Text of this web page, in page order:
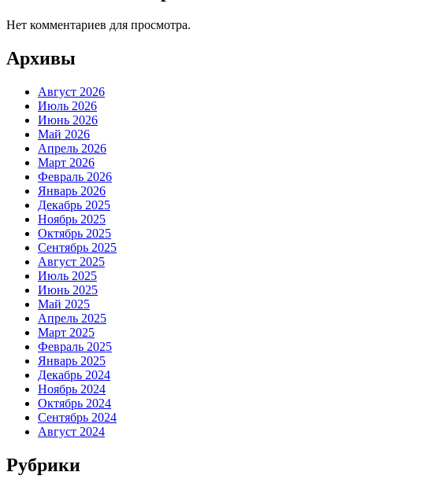
Нет комментариев для просмотра.
Архивы
Август 2026
Июль 2026
Июнь 2026
Май 2026
Апрель 2026
Март 2026
Февраль 2026
Январь 2026
Декабрь 2025
Ноябрь 2025
Октябрь 2025
Сентябрь 2025
Август 2025
Июль 2025
Июнь 2025
Май 2025
Апрель 2025
Март 2025
Февраль 2025
Январь 2025
Декабрь 2024
Ноябрь 2024
Октябрь 2024
Сентябрь 2024
Август 2024
Рубрики